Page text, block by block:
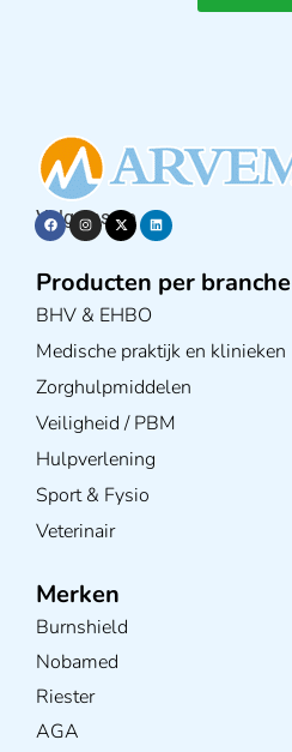
Volg ons op
Producten per branche
BHV & EHBO
Medische praktijk en klinieken
Zorghulpmiddelen
Veiligheid / PBM
Hulpverlening
Sport & Fysio
Veterinair
Merken
Burnshield
Nobamed
Riester
AGA